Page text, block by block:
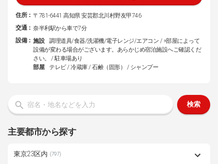
住所： 〒781-6441 高知県 安芸郡北川村野友甲746
交通： 奈半利駅から車で7分
設備： 施設
調理道具/食器/洗濯機/電子レンジ/エアコン / ※部屋によって
設備が変わる場合がございます。あらかじめ宿泊施設へご確認くだ
さい。 / 駐車場あり
部屋
テレビ / 冷蔵庫 / 石鹸（固形） / シャンプー
検索
主要都市から探す
東京23区内 (797)